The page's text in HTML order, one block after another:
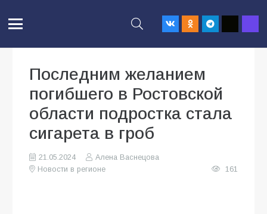
Последним желанием
погибшего в Ростовской
области подростка стала
сигарета в гроб
21.05.2024
Алена Васнецова
Новости в регионе
161